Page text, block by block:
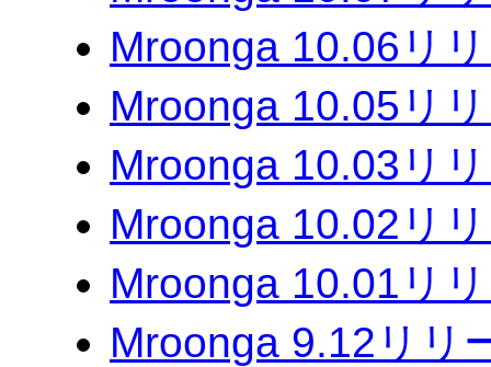
Mroonga 10.06リ
Mroonga 10.05リ
Mroonga 10.03リ
Mroonga 10.02リ
Mroonga 10.01リ
Mroonga 9.12リリ